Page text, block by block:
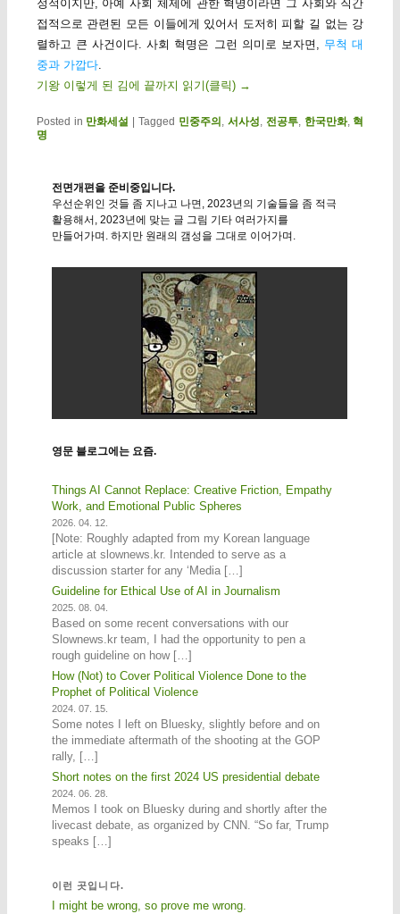
정적이지만, 아예 사회 체제에 관한 혁명이라면 그 사회와 직간
접적으로 관련된 모든 이들에게 있어서 도저히 피할 길 없는 강
렬하고 큰 사건이다. 사회 혁명은 그런 의미로 보자면, 무척 대
중과 가깝다.
기왕 이렇게 된 김에 끝까지 읽기(클릭) →
Posted in 만화세설 |Tagged 민중주의 서사성 전공투, 한국만화, 혁
명
전면개편을 준비중입니다.
우선순위인 것들 좀 지나고 나면, 2023년의 기술들을 좀 적극
활용해서, 2023년에 맞는 글 그림 기타 여러가지를
만들어가며. 하지만 원래의 갬성을 그대로 이어가며.
영문 블로그에는 요즘.
Things AI Cannot Replace: Creative Friction, Empathy
Work, and Emotional Public Spheres
2026. 04. 12.
[Note: Roughly adapted from my Korean language
article at slownews.kr. Intended to serve as a
discussion starter for any ‘Media […]
Guideline for Ethical Use of AI in Journalism
2025. 08. 04.
Based on some recent conversations with our
Slownews.kr team, I had the opportunity to pen a
rough guideline on how […]
How (Not) to Cover Political Violence Done to the
Prophet of Political Violence
2024. 07. 15.
Some notes I left on Bluesky, slightly before and on
the immediate aftermath of the shooting at the GOP
rally, […]
Short notes on the first 2024 US presidential debate
2024. 06. 28.
Memos I took on Bluesky during and shortly after the
livecast debate, as organized by CNN. “So far, Trump
speaks […]
이런 곳입니다.
I might be wrong, so prove me wrong.